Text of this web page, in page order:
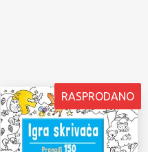
RASPRODANO